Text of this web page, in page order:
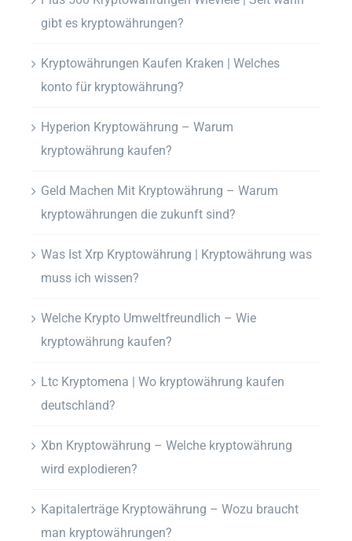
gibt es kryptowährungen?
Kryptowährungen Kaufen Kraken | Welches
konto für kryptowährung?
Hyperion Kryptowährung – Warum
kryptowährung kaufen?
Geld Machen Mit Kryptowährung – Warum
kryptowährungen die zukunft sind?
Was Ist Xrp Kryptowährung | Kryptowährung was
muss ich wissen?
Welche Krypto Umweltfreundlich – Wie
kryptowährung kaufen?
Ltc Kryptomena | Wo kryptowährung kaufen
deutschland?
Xbn Kryptowährung – Welche kryptowährung
wird explodieren?
Kapitalerträge Kryptowährung – Wozu braucht
man kryptowährungen?